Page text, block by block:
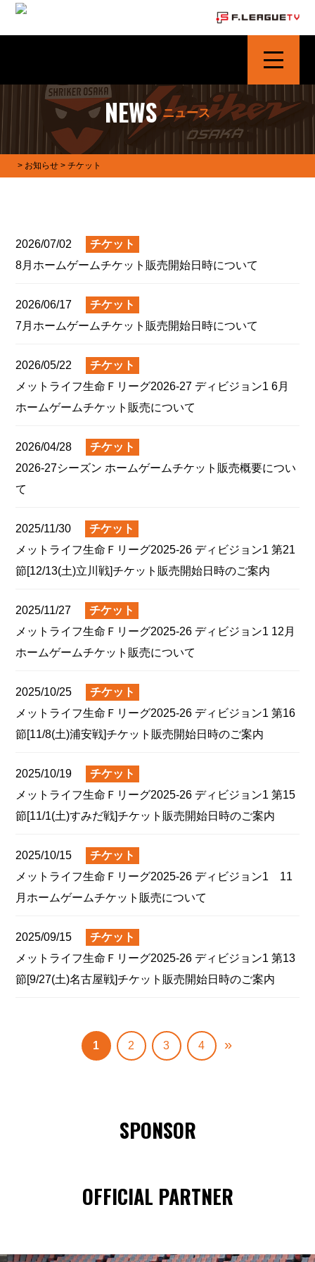
NEWS ニュース
> お知らせ > チケット
2026/07/02
チケット
8月ホームゲームチケット販売開始日時について
2026/06/17
チケット
7月ホームゲームチケット販売開始日時について
2026/05/22
チケット
メットライフ生命Ｆリーグ2026-27 ディビジョン1 6月
ホームゲームチケット販売について
2026/04/28
チケット
2026-27シーズン ホームゲームチケット販売概要につい
て
2025/11/30
チケット
メットライフ生命Ｆリーグ2025‐26 ディビジョン1 第21
節[12/13(土)立川戦]チケット販売開始日時のご案内
2025/11/27
チケット
メットライフ生命Ｆリーグ2025-26 ディビジョン1 12月
ホームゲームチケット販売について
2025/10/25
チケット
メットライフ生命Ｆリーグ2025‐26 ディビジョン1 第16
節[11/8(土)浦安戦]チケット販売開始日時のご案内
2025/10/19
チケット
メットライフ生命Ｆリーグ2025‐26 ディビジョン1 第15
節[11/1(土)すみだ戦]チケット販売開始日時のご案内
2025/10/15
チケット
メットライフ生命Ｆリーグ2025-26 ディビジョン1 11
月ホームゲームチケット販売について
2025/09/15
チケット
メットライフ生命Ｆリーグ2025‐26 ディビジョン1 第13
節[9/27(土)名古屋戦]チケット販売開始日時のご案内
1 2 3 4 »
SPONSOR
OFFICIAL PARTNER